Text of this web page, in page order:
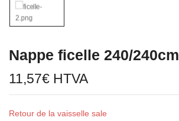
Nappe ficelle 240/240cm
11,57€ HTVA
Retour de la vaisselle sale